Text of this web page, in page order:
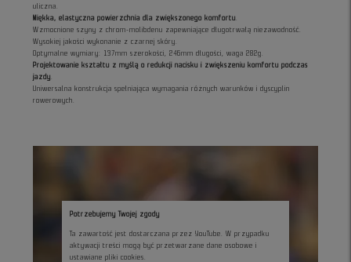
uliczna.
Miękka, elastyczna powierzchnia dla zwiększonego komfortu.
Wzmocnione szyny z chrom-molibdenu zapewniające długotrwałą niezawodność.
Wysokiej jakości wykonanie z czarnej skóry.
Optymalne wymiary: 137mm szerokości, 246mm długości, waga 282g.
Projektowanie kształtu z myślą o redukcji nacisku i zwiększeniu komfortu podczas
jazdy.
Uniwersalna konstrukcja spełniająca wymagania różnych warunków i dyscyplin
rowerowych.
Potrzebujemy Twojej zgody
Ta zawartość jest dostarczana przez YouTube. W przypadku
aktywacji treści mogą być przetwarzane dane osobowe i
ustawiane pliki cookies.